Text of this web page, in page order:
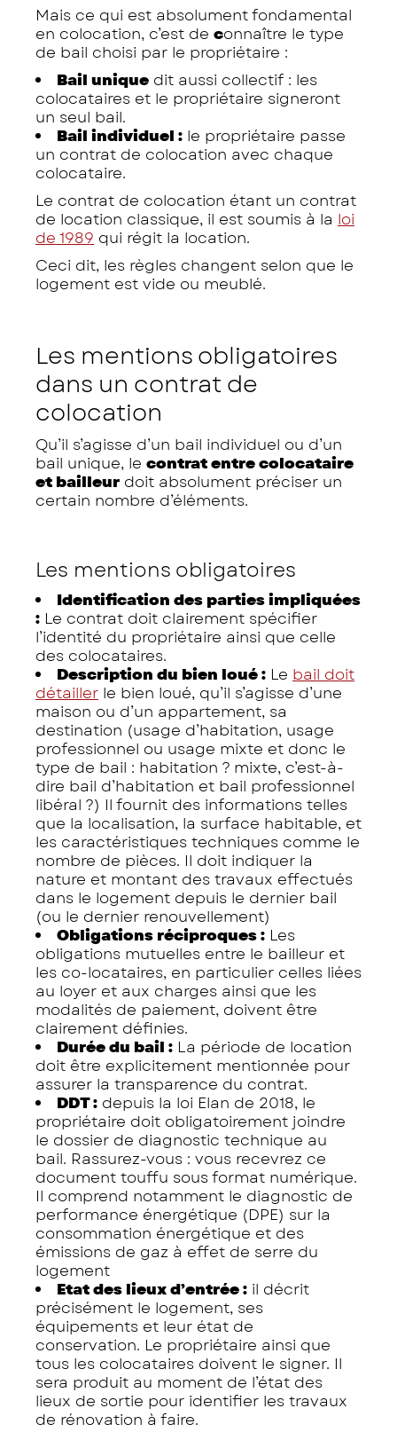
Mais ce qui est absolument fondamental
en colocation, c’est de connaître le type
de bail choisi par le propriétaire :
Bail unique dit aussi collectif : les
colocataires et le propriétaire signeront
un seul bail.
Bail individuel : le propriétaire passe
un contrat de colocation avec chaque
colocataire.
Le contrat de colocation étant un contrat
de location classique, il est soumis à la loi
de 1989 qui régit la location.
Ceci dit, les règles changent selon que le
logement est vide ou meublé.
Les mentions obligatoires
dans un contrat de
colocation
Qu’il s’agisse d’un bail individuel ou d’un
bail unique, le contrat entre colocataire
et bailleur doit absolument préciser un
certain nombre d’éléments.
Les mentions obligatoires
Identification des parties impliquées
: Le contrat doit clairement spécifier
l’identité du propriétaire ainsi que celle
des colocataires.
Description du bien loué : Le bail doit
détailler le bien loué, qu’il s’agisse d’une
maison ou d’un appartement, sa
destination (usage d’habitation, usage
professionnel ou usage mixte et donc le
type de bail : habitation ? mixte, c’est-à-
dire bail d’habitation et bail professionnel
libéral ?) Il fournit des informations telles
que la localisation, la surface habitable, et
les caractéristiques techniques comme le
nombre de pièces. Il doit indiquer la
nature et montant des travaux effectués
dans le logement depuis le dernier bail
(ou le dernier renouvellement)
Obligations réciproques : Les
obligations mutuelles entre le bailleur et
les co-locataires, en particulier celles liées
au loyer et aux charges ainsi que les
modalités de paiement, doivent être
clairement définies.
Durée du bail : La période de location
doit être explicitement mentionnée pour
assurer la transparence du contrat.
DDT : depuis la loi Elan de 2018, le
propriétaire doit obligatoirement joindre
le dossier de diagnostic technique au
bail. Rassurez-vous : vous recevrez ce
document touffu sous format numérique.
Il comprend notamment le diagnostic de
performance énergétique (DPE) sur la
consommation énergétique et des
émissions de gaz à effet de serre du
logement
Etat des lieux d’entrée : il décrit
précisément le logement, ses
équipements et leur état de
conservation. Le propriétaire ainsi que
tous les colocataires doivent le signer. Il
sera produit au moment de l’état des
lieux de sortie pour identifier les travaux
de rénovation à faire.